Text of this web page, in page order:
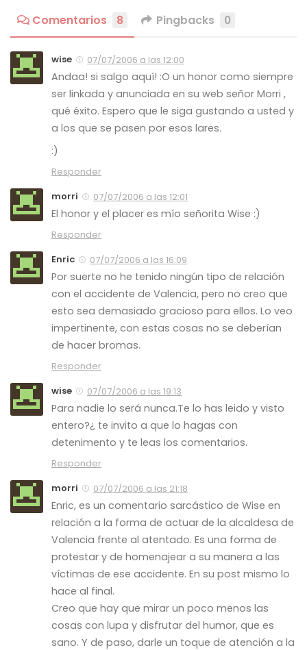
Comentarios 8 Pingbacks 0
wise 07/07/2006 a las 12:00
Andaa! si salgo aquí! :O un honor como siempre
ser linkada y anunciada en su web señor Morri ,
qué éxito. Espero que le siga gustando a usted y
a los que se pasen por esos lares.
:)
Responder
morri
07/07/2006 a las 12:01
El honor y el placer es mío señorita Wise :)
Responder
Enric
07/07/2006 a las 16:09
Por suerte no he tenido ningún tipo de relación
con el accidente de Valencia, pero no creo que
esto sea demasiado gracioso para ellos. Lo veo
impertinente, con estas cosas no se deberían
de hacer bromas.
Responder
wise
07/07/2006 a las 19:13
Para nadie lo será nunca.Te lo has leido y visto
entero?¿ te invito a que lo hagas con
detenimento y te leas los comentarios.
Responder
morri
07/07/2006 a las 21:18
Enric, es un comentario sarcástico de Wise en
relación a la forma de actuar de la alcaldesa de
Valencia frente al atentado. Es una forma de
protestar y de homenajear a su manera a las
víctimas de ese accidente. En su post mismo lo
hace al final.
Creo que hay que mirar un poco menos las
cosas con lupa y disfrutar del humor, que es
sano. Y de paso, darle un toque de atención a la